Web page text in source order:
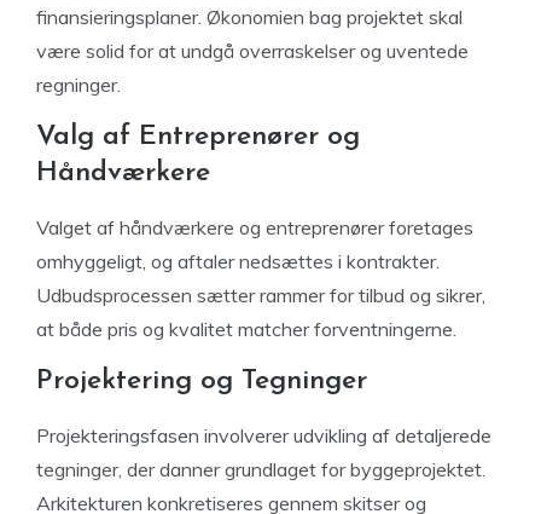
finansieringsplaner. Økonomien bag projektet skal
være solid for at undgå overraskelser og uventede
regninger.
Valg af Entreprenører og
Håndværkere
Valget af håndværkere og entreprenører foretages
omhyggeligt, og aftaler nedsættes i kontrakter.
Udbudsprocessen sætter rammer for tilbud og sikrer,
at både pris og kvalitet matcher forventningerne.
Projektering og Tegninger
Projekteringsfasen involverer udvikling af detaljerede
tegninger, der danner grundlaget for byggeprojektet.
Arkitekturen konkretiseres gennem skitser og